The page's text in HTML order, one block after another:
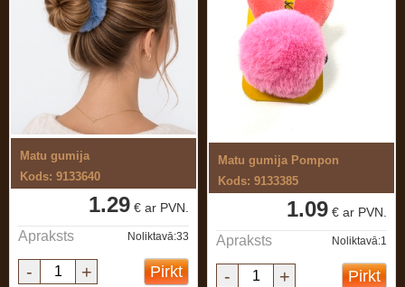
Matu gumija
Kods: 9133640
1.29 € ar PVN.
Apraksts Noliktavā:33
- + Pirkt
Matu gumija Pompon
Kods: 9133385
1.09 € ar PVN.
Apraksts Noliktavā:1
- + Pirkt